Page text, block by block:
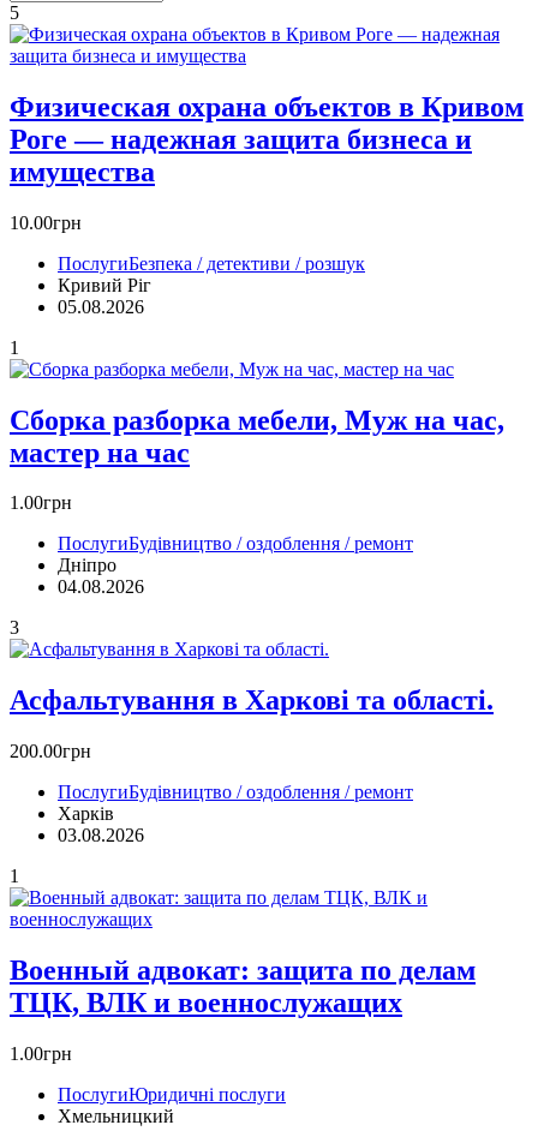
5
Физическая охрана объектов в Кривом
Роге — надежная защита бизнеса и
имущества
10.00грн
ПослугиБезпека / детективи / розшук
Кривий Ріг‎
05.08.2026
1
Сборка разборка мебели, Муж на час,
мастер на час
1.00грн
ПослугиБудівництво / оздоблення / ремонт
Дніпро
04.08.2026
3
Асфальтування в Харкові та області.
200.00грн
ПослугиБудівництво / оздоблення / ремонт
Харків
03.08.2026
1
Военный адвокат: защита по делам
ТЦК, ВЛК и военнослужащих
1.00грн
ПослугиЮридичні послуги
Хмельницкий